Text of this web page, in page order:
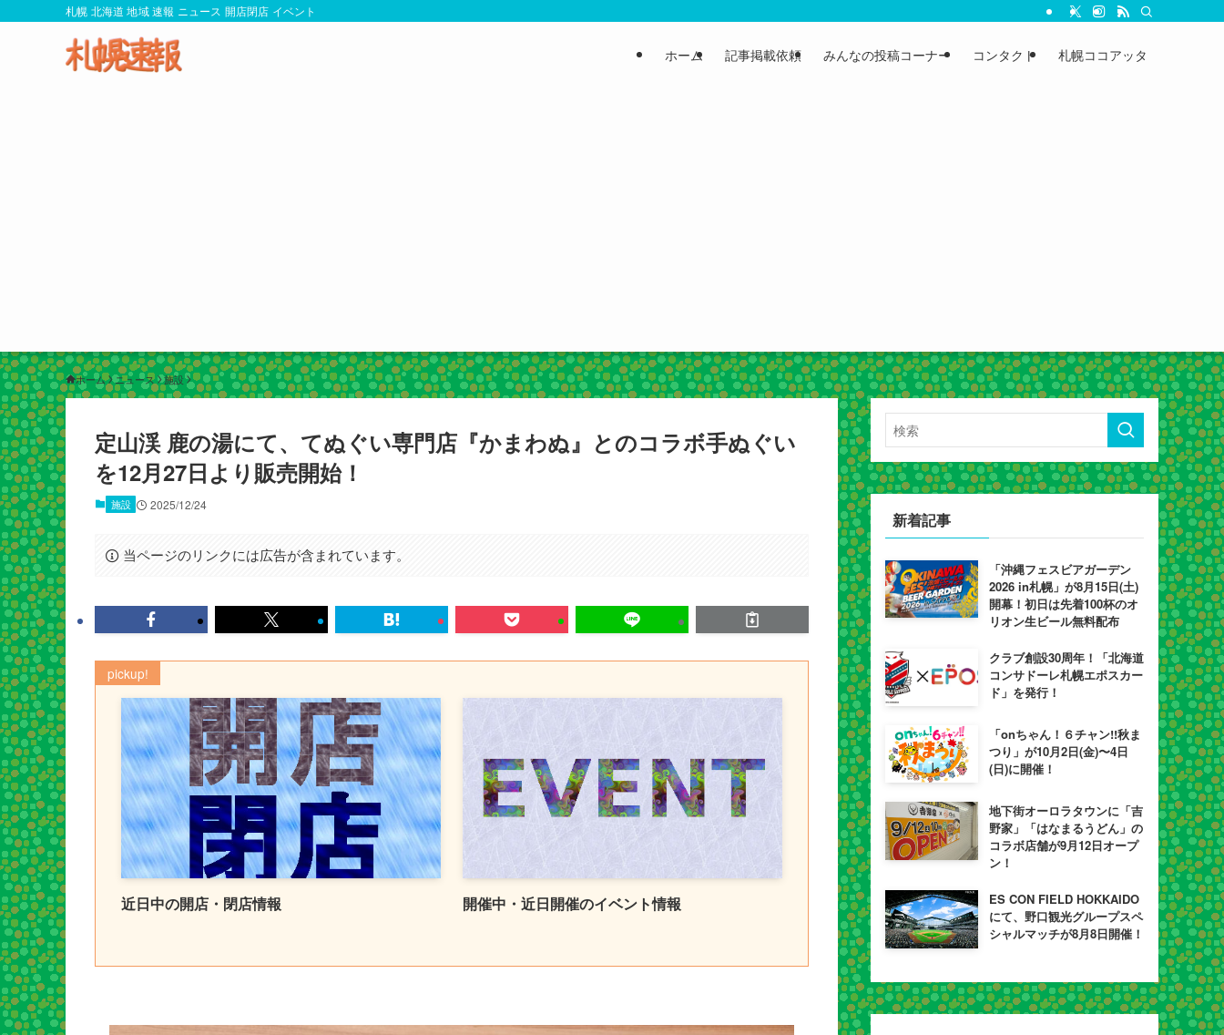
札幌 北海道 地域 速報 ニュース 開店閉店 イベント
ホーム 記事掲載依頼 みんなの投稿コーナー コンタクト 札幌ココアッタ
ホーム ニュース 施設
定山渓 鹿の湯にて、てぬぐい専門店『かまわぬ』とのコラボ手ぬぐい
を12月27日より販売開始！
施設 2025/12/24
当ページのリンクには広告が含まれています。
pickup!
近日中の開店・閉店情報 開催中・近日開催のイベント情報
新着記事
「沖縄フェスビアガーデン
2026 in札幌」が8月15日(土)
開幕！初日は先着100杯のオ
リオン生ビール無料配布
クラブ創設30周年！「北海道
コンサドーレ札幌エポスカー
ド」を発行！
「onちゃん！６チャン!!秋ま
つり」が10月2日(金)〜4日
(日)に開催！
地下街オーロラタウンに「吉
野家」「はなまるうどん」の
コラボ店舗が9月12日オープ
ン！
ES CON FIELD HOKKAIDO
にて、野口観光グループスペ
シャルマッチが8月8日開催！